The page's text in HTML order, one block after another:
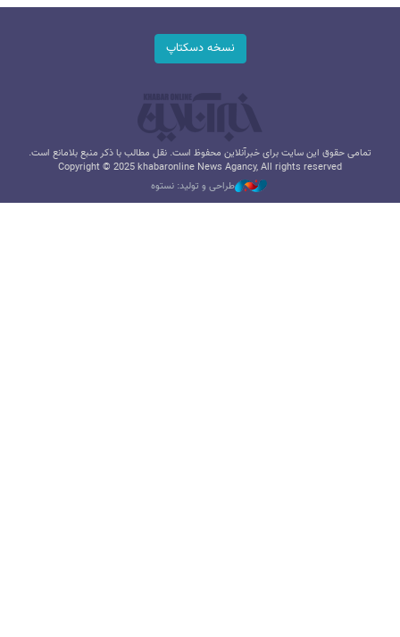
نسخه دسکتاپ
تمامی حقوق این سایت برای خبرآنلاین محفوظ است. نقل مطالب با ذکر منبع بلامانع است.
Copyright © 2025 khabaronline News Agancy, All rights reserved
طراحی و تولید: نستوه